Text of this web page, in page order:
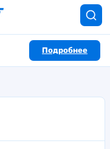
Подробнее